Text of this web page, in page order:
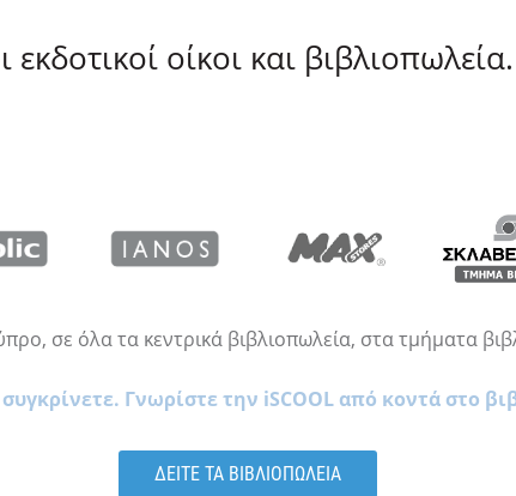
οίκοι και βιβλιοπωλεία.
σε όλα τα κεντρικά βιβλιοπωλεία, στα τμήματα
Γνωρίστε την iSCOOL από κοντά στο
ΔΕΙΤΕ ΤΑ ΒΙΒΛΙΟΠΩΛΕΙΑ